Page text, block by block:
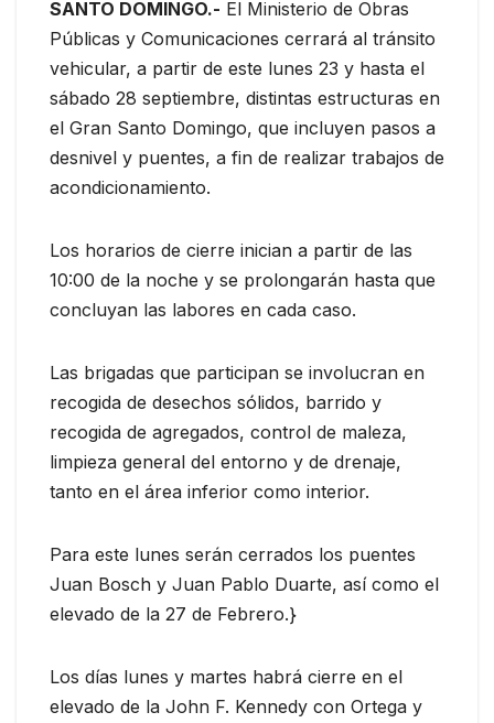
SANTO DOMINGO.- El Ministerio de Obras
Públicas y Comunicaciones cerrará al tránsito
vehicular, a partir de este lunes 23 y hasta el
sábado 28 septiembre, distintas estructuras en
el Gran Santo Domingo, que incluyen pasos a
desnivel y puentes, a fin de realizar trabajos de
acondicionamiento.
Los horarios de cierre inician a partir de las
10:00 de la noche y se prolongarán hasta que
concluyan las labores en cada caso.
Las brigadas que participan se involucran en
recogida de desechos sólidos, barrido y
recogida de agregados, control de maleza,
limpieza general del entorno y de drenaje,
tanto en el área inferior como interior.
Para este lunes serán cerrados los puentes
Juan Bosch y Juan Pablo Duarte, así como el
elevado de la 27 de Febrero.}
Los días lunes y martes habrá cierre en el
elevado de la John F. Kennedy con Ortega y